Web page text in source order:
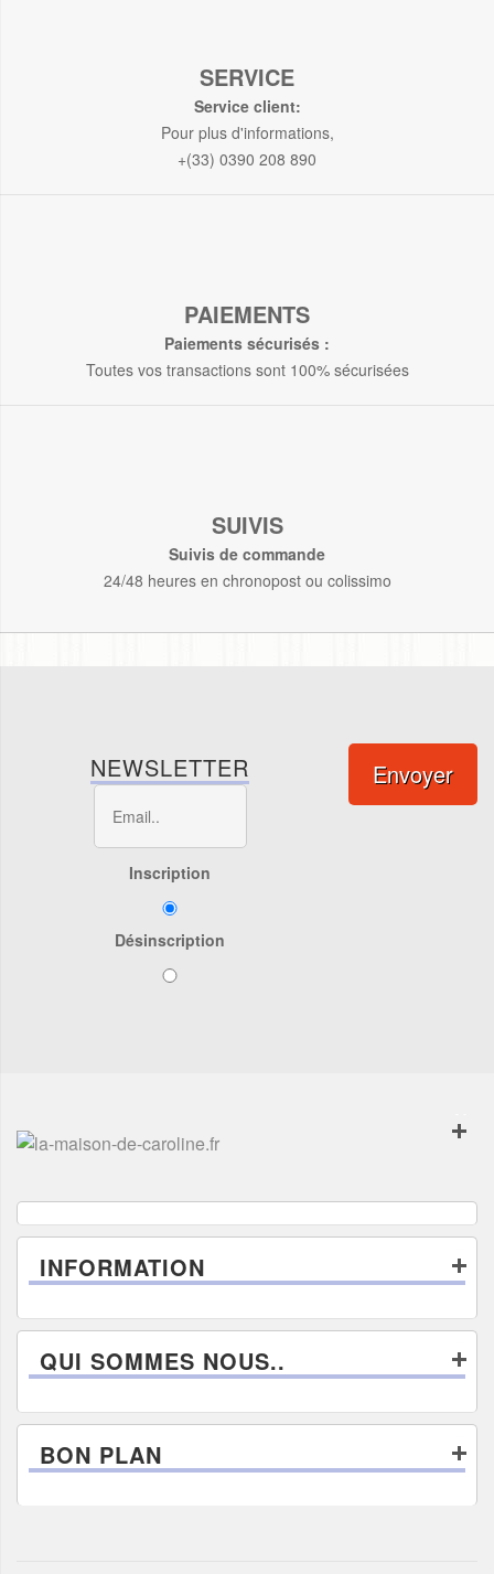
SERVICE
Service client:
Pour plus d'informations,
+(33) 0390 208 890
PAIEMENTS
Paiements sécurisés :
Toutes vos transactions sont 100% sécurisées
SUIVIS
Suivis de commande
24/48 heures en chronopost ou colissimo
NEWSLETTER
Inscription
Désinscription
Envoyer
INFORMATION
QUI SOMMES NOUS..
BON PLAN